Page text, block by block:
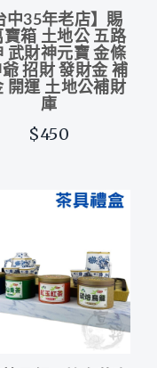
中35年老店】賜
寶箱 土地公 五路
武財神元寶 金條
招財 發財金 補
開運 土地公補財
庫
$450